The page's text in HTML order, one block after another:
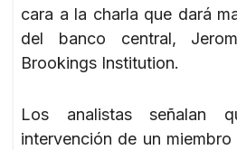
cara a la charla que dará
del banco central,
Brookings Institution.
Los analistas señalan
intervención de un